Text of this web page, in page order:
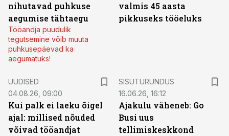
nihutavad puhkuse
aegumise tähtaegu
Tööandja puudulik
tegutsemine võib muuta
puhkusepäevad ka
aegumatuks!
valmis 45 aasta
pikkuseks tööeluks
UUDISED
04.08.26, 09:00
Kui palk ei laeku õigel
ajal: millised nõuded
võivad tööandjat
SISUTURUNDUS
16.06.26, 16:12
Ajakulu väheneb: Go
Busi uus
tellimiskeskkond